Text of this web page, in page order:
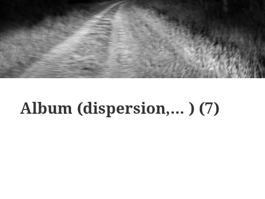
Album (dispersion,… ) (7)